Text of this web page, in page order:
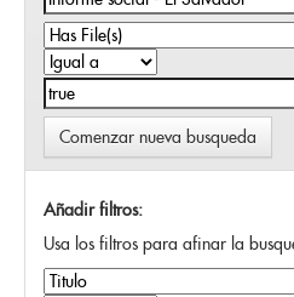
Comenzar nueva busqueda
Añadir filtros:
Usa los filtros para afinar la